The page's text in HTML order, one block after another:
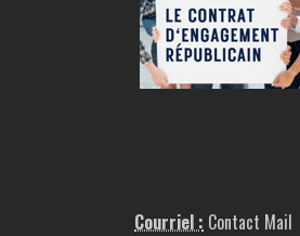
Courriel : Contact Mail